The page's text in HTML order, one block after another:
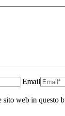
Email
web in questo